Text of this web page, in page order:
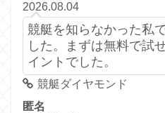
2026.08.04
競艇を知らなかった私
した。まずは無料で試
イントでした。
競艇ダイヤモンド
匿名